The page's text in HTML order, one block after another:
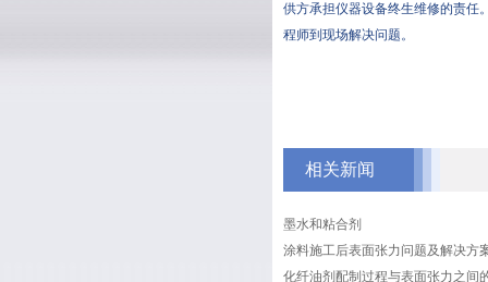
供方承担仪器设备终生维修的责任
程师到现场解决问题。
相关新闻
墨水和粘合剂
涂料施工后表面张力问题及解决方
化纤油剂配制过程与表面张力之间